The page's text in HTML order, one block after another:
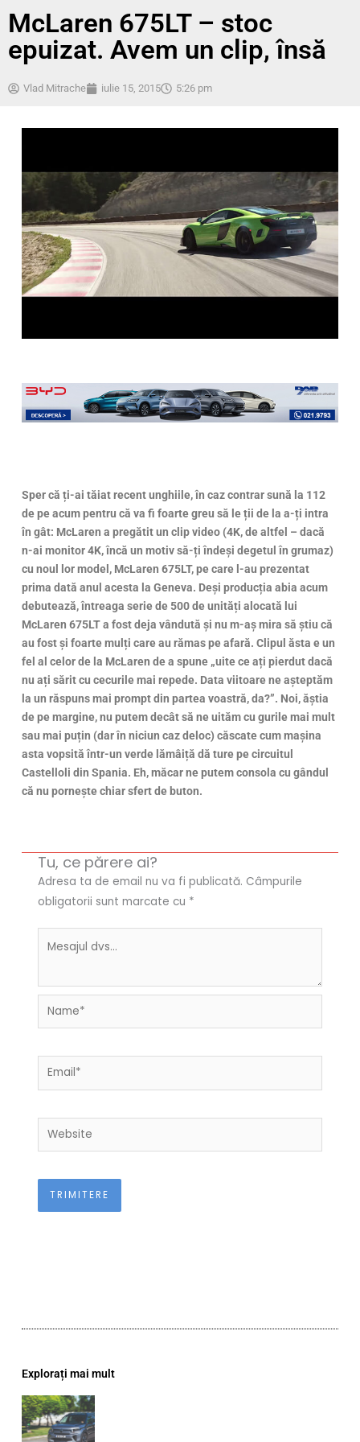
McLaren 675LT – stoc
epuizat. Avem un clip, însă
Vlad Mitrache iulie 15, 2015 5:26 pm
Sper că ți-ai tăiat recent unghiile, în caz contrar sună la 112
de pe acum pentru că va fi foarte greu să le ții de la a-ți intra
în gât: McLaren a pregătit un clip video (4K, de altfel – dacă
n-ai monitor 4K, încă un motiv să-ți îndeși degetul în grumaz)
cu noul lor model, McLaren 675LT, pe care l-au prezentat
prima dată anul acesta la Geneva. Deși producția abia acum
debutează, întreaga serie de 500 de unități alocată lui
McLaren 675LT a fost deja vândută și nu m-aș mira să știu că
au fost și foarte mulți care au rămas pe afară. Clipul ăsta e un
fel al celor de la McLaren de a spune „uite ce ați pierdut dacă
nu ați sărit cu cecurile mai repede. Data viitoare ne așteptăm
la un răspuns mai prompt din partea voastră, da?”. Noi, ăștia
de pe margine, nu putem decât să ne uităm cu gurile mai mult
sau mai puțin (dar în niciun caz deloc) căscate cum mașina
asta vopsită într-un verde lămâiță dă ture pe circuitul
Castelloli din Spania. Eh, măcar ne putem consola cu gândul
că nu pornește chiar sfert de buton.
Tu, ce părere ai?
Adresa ta de email nu va fi publicată. Câmpurile
obligatorii sunt marcate cu *
Name*
Email*
Website
Explorați mai mult